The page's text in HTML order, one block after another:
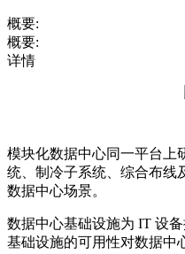
概要:
概要:
详情
模块化数据中心同一平台上
统、制冷子系统、综合布线
数据中心场景。
数据中心基础设施为 IT 设
基础设施的可用性对数据中